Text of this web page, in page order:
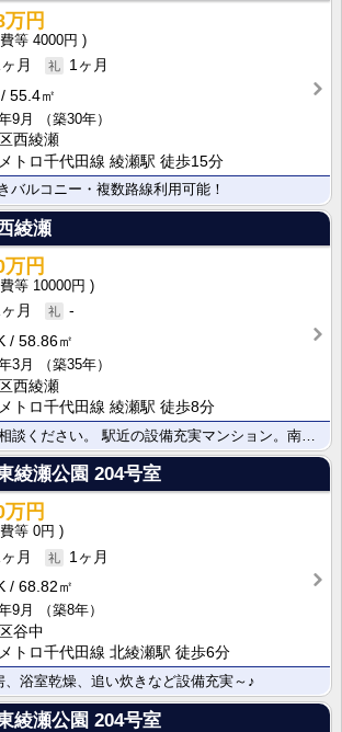
万円
4000円
月
1ヶ月
55.4㎡
9月
（築30年）
西綾瀬
トロ千代田線 綾瀬駅 徒歩15分
バルコニー・複数路線利用可能！
綾瀬
万円
10000円
月
-
58.86㎡
3月
（築35年）
西綾瀬
トロ千代田線 綾瀬駅 徒歩8分
綾瀬公園 204号室
円
0円
月
1ヶ月
68.82㎡
9月
（築8年）
谷中
トロ千代田線 北綾瀬駅 徒歩6分
浴室乾燥、追い炊きなど設備充実～♪
綾瀬公園 204号室